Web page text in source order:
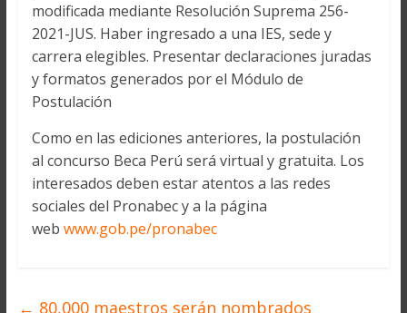
modificada mediante Resolución Suprema 256-
2021-JUS. Haber ingresado a una IES, sede y
carrera elegibles. Presentar declaraciones juradas
y formatos generados por el Módulo de
Postulación
Como en las ediciones anteriores, la postulación
al concurso Beca Perú será virtual y gratuita. Los
interesados deben estar atentos a las redes
sociales del Pronabec y a la página
web www.gob.pe/pronabec
← 80,000 maestros serán nombrados